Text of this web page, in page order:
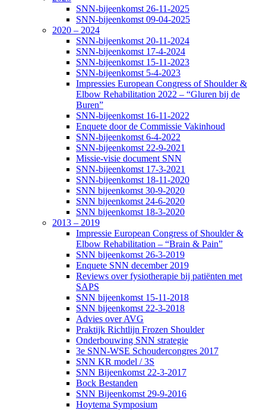
SNN-bijeenkomst 26-11-2025
SNN-bijeenkomst 09-04-2025
2020 – 2024
SNN-bijeenkomst 20-11-2024
SNN-bijeenkomst 17-4-2024
SNN-bijeenkomst 15-11-2023
SNN-bijeenkomst 5-4-2023
Impressies European Congress of Shoulder &
Elbow Rehabilitation 2022 – “Gluren bij de
Buren”
SNN-bijeenkomst 16-11-2022
Enquete door de Commissie Vakinhoud
SNN-bijeenkomst 6-4-2022
SNN-bijeenkomst 22-9-2021
Missie-visie document SNN
SNN-bijeenkomst 17-3-2021
SNN-bijeenkomst 18-11-2020
SNN bijeenkomst 30-9-2020
SNN bijeenkomst 24-6-2020
SNN bijeenkomst 18-3-2020
2013 – 2019
Impressie European Congress of Shoulder &
Elbow Rehabilitation – “Brain & Pain”
SNN bijeenkomst 26-3-2019
Enquete SNN december 2019
Reviews over fysiotherapie bij patiënten met
SAPS
SNN bijeenkomst 15-11-2018
SNN bijeenkomst 22-3-2018
Advies over AVG
Praktijk Richtlijn Frozen Shoulder
Onderbouwing SNN strategie
3e SNN-WSE Schoudercongres 2017
SNN KR model / 3S
SNN Bijeenkomst 22-3-2017
Bock Bestanden
SNN Bijeenkomst 29-9-2016
Hoytema Symposium